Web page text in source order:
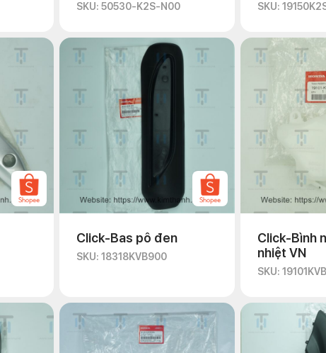
SKU: 50530-K2S-N00 SKU:
Click-Bas pô đen
SKU: 18318KVB900
Click-Bình
nhiệt VN
SKU: